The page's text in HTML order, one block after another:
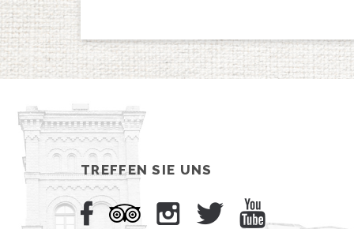
TREFFEN SIE UNS